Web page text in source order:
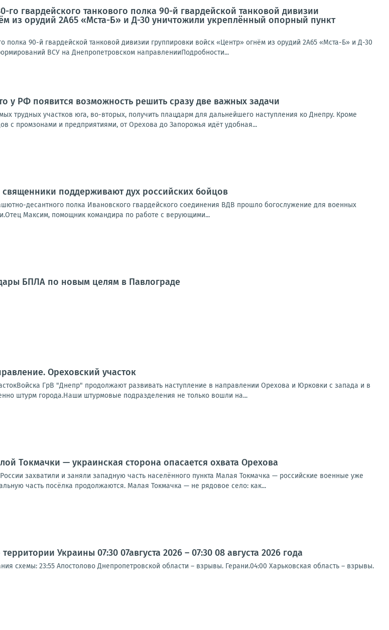
го гвардейского танкового полка 90-й гвардейской танковой дивизии
из орудий 2А65 «Мста-Б» и Д-30 уничтожили укреплённый опорный пункт
полка 90-й гвардейской танковой дивизии группировки войск «Центр» огнём из орудий 2А65 «Мста-Б» и Д-30
ВСУ на Днепропетровском направленииПодробности...
у РФ появится возможность решить сразу две важных задачи
трудных участков юга, во-вторых, получить плацдарм для дальнейшего наступления ко Днепру. Кроме
с промзонами и предприятиями, от Орехова до Запорожья идёт удобная...
поддерживают дух российских бойцов
десантного полка Ивановского гвардейского соединения ВДВ прошло богослужение для военных
Максим, помощник командира по работе с верующими...
БПЛА по новым целям в Павлограде
Ореховский участок
ГрВ "Днепр" продолжают развивать наступление в направлении Орехова и Юрковки с запада и в
штурм города.Наши штурмовые подразделения не только вошли на...
Токмачки — украинская сторона опасается охвата Орехова
захватили и заняли западную часть населённого пункта Малая Токмачка — российские военные уже
часть посёлка продолжаются. Малая Токмачка — не рядовое село: как...
Украины 07:30 07августа 2026 – 07:30 08 августа 2026 года
схемы: 23:55 Апостолово Днепропетровской области – взрывы. Герани.04:00 Харьковская область – взрывы.